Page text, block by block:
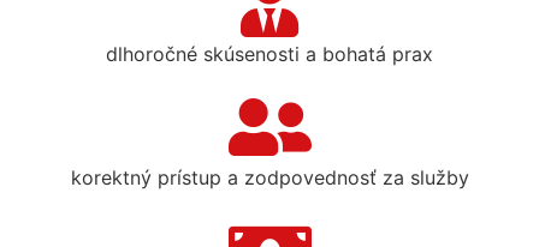
dlhoročné skúsenosti a bohatá prax
korektný prístup a zodpovednosť za služby